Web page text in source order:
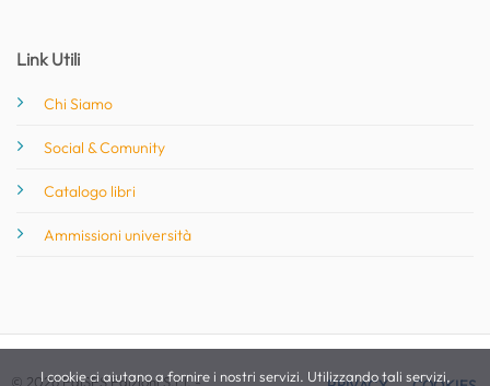
Link Utili
Chi Siamo
Social & Comunity
Catalogo libri
Ammissioni università
© 2026 EdiSES Edizioni S.r.l. -
I cookie ci aiutano a fornire i nostri servizi. Utilizzando tali servizi,